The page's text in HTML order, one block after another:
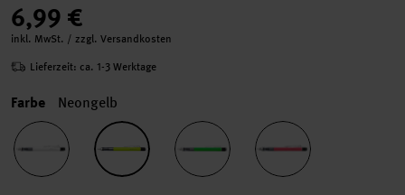
6,99 €
inkl. MwSt. / zzgl. Versandkosten
Lieferzeit: ca. 1-3 Werktage
Farbe Neongelb